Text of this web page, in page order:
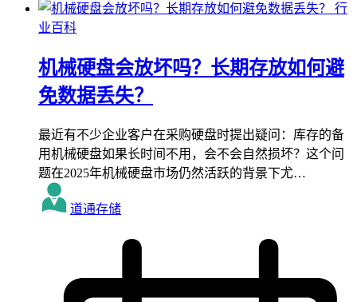
行
业百科
机械硬盘会放坏吗？长期存放如何避
免数据丢失？
最近有不少企业客户在采购硬盘时提出疑问：库存的备
用机械硬盘如果长时间不用，会不会自然损坏？这个问
题在2025年机械硬盘市场仍然活跃的背景下尤…
道通存储